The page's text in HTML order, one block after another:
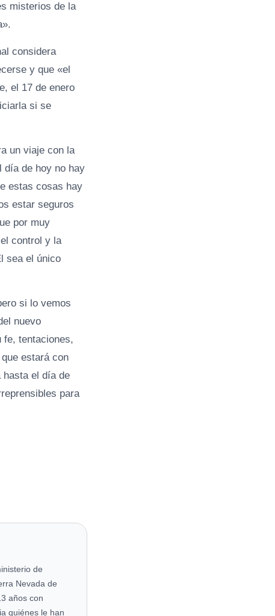
misterios de la
considera
y que «el
el 17 de enero
si se
un viaje con la
día de hoy no hay
estas cosas hay
estar seguros
por muy
control y la
sea el único
si lo vemos
nuevo
fe, tentaciones,
estará con
hasta el día de
para
de
Nevada de
años con
quiénes le han